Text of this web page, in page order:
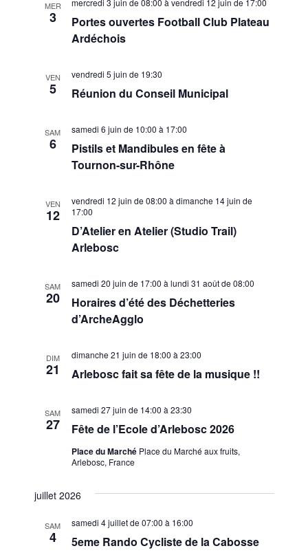
MER
3
Portes ouvertes Football Club Plateau
Ardéchois
VEN
5 Réunion du Conseil Municipal
vendredi 5 juin de 19:30
SAM
6
Pistils et Mandibules en fête à
Tournon-sur-Rhône
samedi 6 juin de 10:00 à 17:00
VEN
12
D’Atelier en Atelier (Studio Trail)
Arlebosc
vendredi 12 juin de 08:00 à dimanche 14 juin de
17:00
SAM
20
Horaires d’été des Déchetteries
d’ArcheAgglo
samedi 20 juin de 17:00 à lundi 31 août de 08:00
DIM
21 Arlebosc fait sa fête de la musique !!
dimanche 21 juin de 18:00 à 23:00
SAM
27 Fête de l’Ecole d’Arlebosc 2026
samedi 27 juin de 14:00 à 23:30
Place du Marché Place du Marché aux fruits,
Arlebosc, France
juillet 2026
SAM
4 5eme Rando Cycliste de la Cabosse
samedi 4 juillet de 07:00 à 16:00